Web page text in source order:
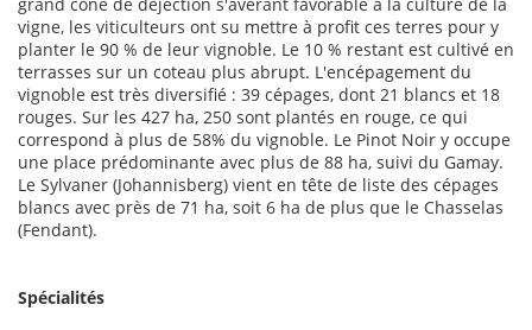
vigne, les viticulteurs ont su mettre à profit ces terres pour y
planter le 90 % de leur vignoble. Le 10 % restant est cultivé en
terrasses sur un coteau plus abrupt. L'encépagement du
vignoble est très diversifié : 39 cépages, dont 21 blancs et 18
rouges. Sur les 427 ha, 250 sont plantés en rouge, ce qui
correspond à plus de 58% du vignoble. Le Pinot Noir y occupe
une place prédominante avec plus de 88 ha, suivi du Gamay.
Le Sylvaner (Johannisberg) vient en tête de liste des cépages
blancs avec près de 71 ha, soit 6 ha de plus que le Chasselas
(Fendant).
Spécialités